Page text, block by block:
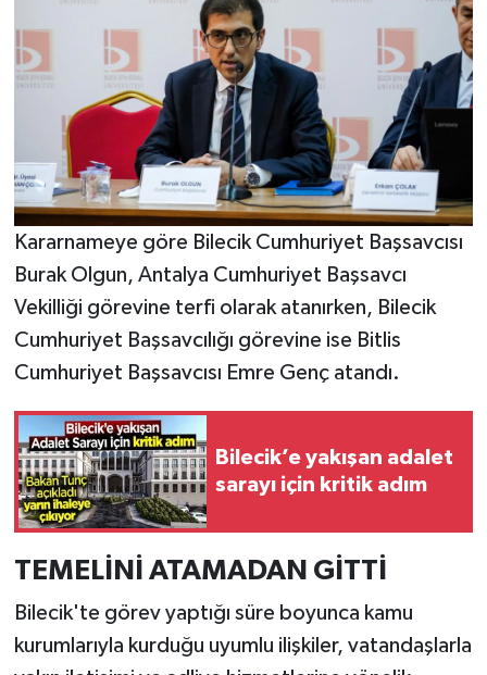
Kararnameye göre Bilecik Cumhuriyet Başsavcısı
Burak Olgun, Antalya Cumhuriyet Başsavcı
Vekilliği görevine terfi olarak atanırken, Bilecik
Cumhuriyet Başsavcılığı görevine ise Bitlis
Cumhuriyet Başsavcısı Emre Genç atandı.
Bilecik’e yakışan adalet
sarayı için kritik adım
TEMELİNİ ATAMADAN GİTTİ
Bilecik'te görev yaptığı süre boyunca kamu
kurumlarıyla kurduğu uyumlu ilişkiler, vatandaşlarla